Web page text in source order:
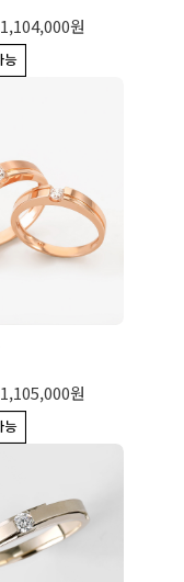
1,104,000원
1,105,000원